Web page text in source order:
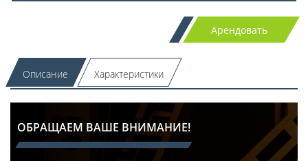
Арендовать
Описание Характеристики
ОБРАЩАЕМ ВАШЕ ВНИМАНИЕ!